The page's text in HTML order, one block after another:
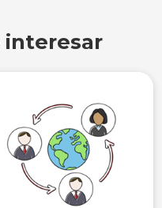
interesar